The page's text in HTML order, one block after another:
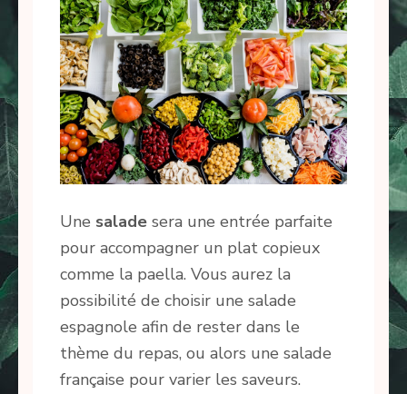
Une salade sera une entrée parfaite
pour accompagner un plat copieux
comme la paella. Vous aurez la
possibilité de choisir une salade
espagnole afin de rester dans le
thème du repas, ou alors une salade
française pour varier les saveurs.